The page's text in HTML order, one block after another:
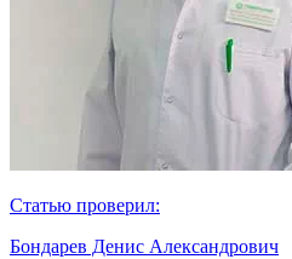
Статью проверил:
Бондарев Денис Александрович